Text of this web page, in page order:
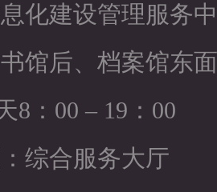
化建设管理服务
馆后、档案馆东面
8：00 – 19：00
综合服务大厅